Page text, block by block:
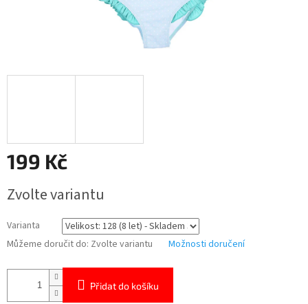
199 Kč
cena:
Zvolte variantu
Varianta
Můžeme doručit do: Zvolte variantu Možnosti doručení
Přidat do košíku